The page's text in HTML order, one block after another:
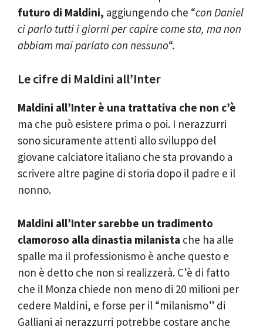
futuro di Maldini, aggiungendo che “con Daniel
ci parlo tutti i giorni per capire come sta, ma non
abbiam mai parlato con nessuno“.
Le cifre di Maldini all’Inter
Maldini all’Inter è una trattativa che non c’è
ma che può esistere prima o poi. I nerazzurri
sono sicuramente attenti allo sviluppo del
giovane calciatore italiano che sta provando a
scrivere altre pagine di storia dopo il padre e il
nonno.
Maldini all’Inter sarebbe un tradimento
clamoroso alla dinastia milanista che ha alle
spalle ma il professionismo è anche questo e
non è detto che non si realizzerà. C’è di fatto
che il Monza chiede non meno di 20 milioni per
cedere Maldini, e forse per il “milanismo” di
Galliani ai nerazzurri potrebbe costare anche